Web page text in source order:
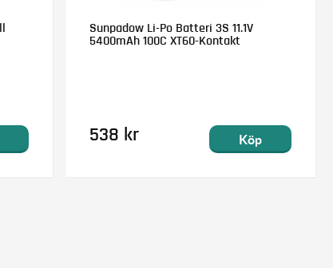
Sunpadow Li-Po Batteri 3S 11.1V
5400mAh 100C XT60-Kontakt
538 kr Köp